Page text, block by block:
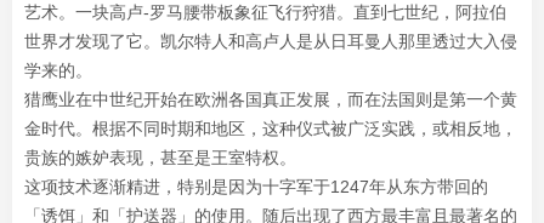
艺术。一块高卢-罗马腰带板象征飞行狩猎。直到七世纪，阿拉伯
世界才发现了它。凯尔特人和高卢人是从日耳曼人那里透过大入侵
学来的。
猎鹰业在中世纪开始在欧洲各国真正发展，而在法国则是第一个黄
金时代。根据不同时期和地区，这种仪式被广泛实践，或相反地，
贵族的嫉妒表现，甚至是王室特权。
这项技术逐渐精进，特别是因为十字军于1247年从东方带回的
「诱饵」和「护送器」的使用。随后出现了西方最丰富且最著名的